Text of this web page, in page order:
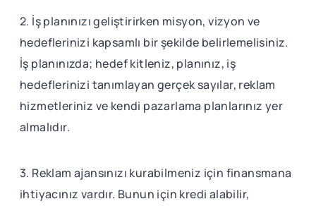
2. İş planınızı geliştirirken misyon, vizyon ve
hedeflerinizi kapsamlı bir şekilde belirlemelisiniz.
İş planınızda; hedef kitleniz, planınız, iş
hedeflerinizi tanımlayan gerçek sayılar, reklam
hizmetleriniz ve kendi pazarlama planlarınız yer
almalıdır.
3. Reklam ajansınızı kurabilmeniz için finansmana
ihtiyacınız vardır. Bunun için kredi alabilir,